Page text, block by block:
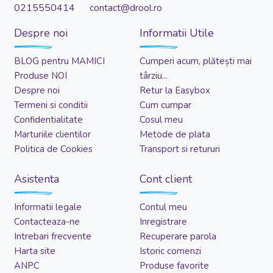
0215550414 contact@drool.ro
Despre noi
BLOG pentru MAMICI
Produse NOI
Despre noi
Termeni si conditii
Confidentialitate
Marturiile clientilor
Politica de Cookies
Informatii Utile
Cumperi acum, plătești mai
târziu...
Retur la Easybox
Cum cumpar
Cosul meu
Metode de plata
Transport si retururi
Asistenta
Informatii legale
Contacteaza-ne
Intrebari frecvente
Harta site
ANPC
Cont client
Contul meu
Inregistrare
Recuperare parola
Istoric comenzi
Produse favorite